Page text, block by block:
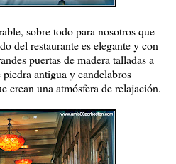
sobre todo para nosotros que
del restaurante es elegante y con
puertas de madera talladas a
antigua y candelabros
crean una atmósfera de relajación.